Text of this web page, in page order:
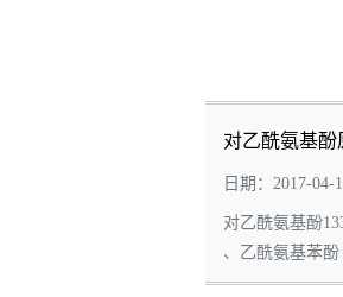
对乙酰氨基酚
日期：2017-04-
对乙酰氨基酚
、乙酰氨基苯酚